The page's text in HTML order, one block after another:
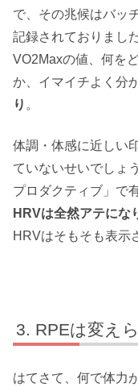
で、その兆候はバッ
記録されておりまし
VO2Maxの値、何を
か、イマイチよく分
り 。
体調・体感に近しい
ていないせいでしょ
プロダクティブ」で
HRVは全然アテにな
HRVはそもそも表示
RPEは変え
はてさて、何で体力